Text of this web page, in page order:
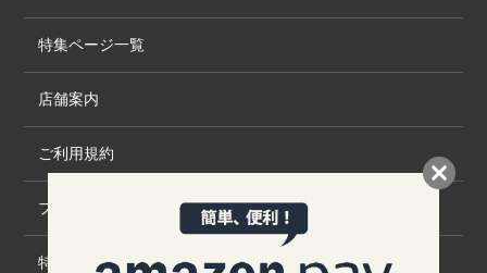
特集ページ一覧
店舗案内
ご利用規約
プライバシーポリシー
特定商取引法について